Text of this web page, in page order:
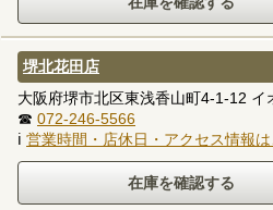
堺北花田店
大阪府堺市北区東浅香山町4-1-12 イ
☎ 072-246-5566
ℹ 営業時間・店休日・アクセス情報は